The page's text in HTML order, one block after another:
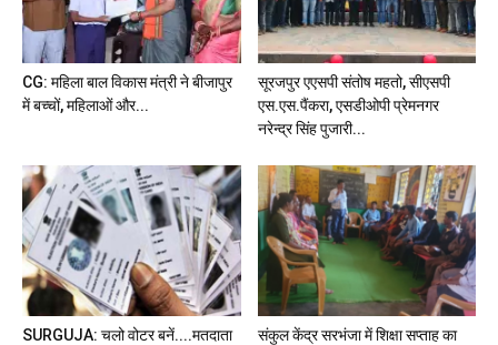
CG: महिला बाल विकास मंत्री ने बीजापुर
में बच्चों, महिलाओं और...
सूरजपुर एएसपी संतोष महतो, सीएसपी
एस.एस.पैंकरा, एसडीओपी प्रेमनगर
नरेन्द्र सिंह पुजारी...
SURGUJA: चलो वोटर बनें....मतदाता
संकुल केंद्र सरभंजा में शिक्षा सप्ताह का